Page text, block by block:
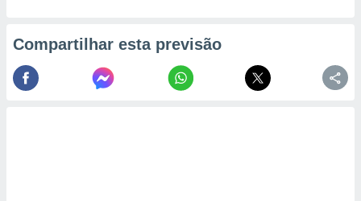
Compartilhar esta previsão